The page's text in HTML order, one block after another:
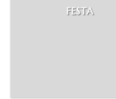
FESTA